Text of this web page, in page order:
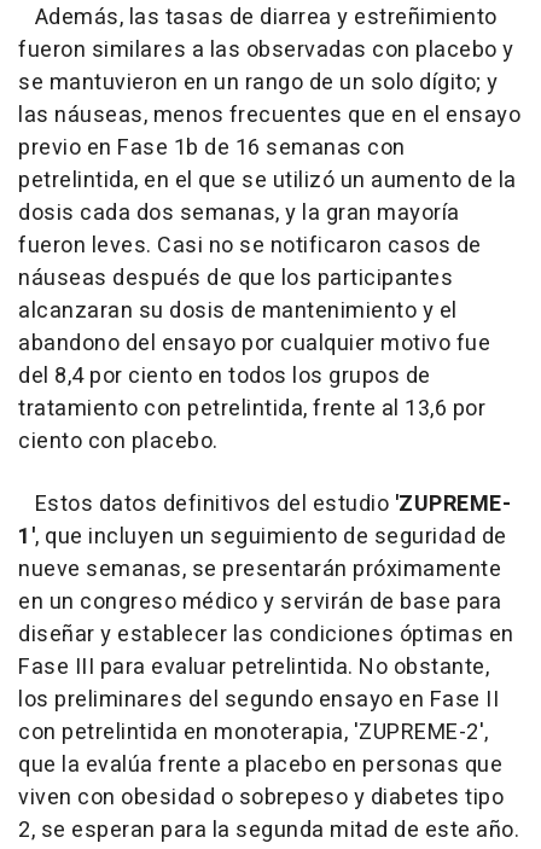
Además, las tasas de diarrea y estreñimiento
fueron similares a las observadas con placebo y
se mantuvieron en un rango de un solo dígito; y
las náuseas, menos frecuentes que en el ensayo
previo en Fase 1b de 16 semanas con
petrelintida, en el que se utilizó un aumento de la
dosis cada dos semanas, y la gran mayoría
fueron leves. Casi no se notificaron casos de
náuseas después de que los participantes
alcanzaran su dosis de mantenimiento y el
abandono del ensayo por cualquier motivo fue
del 8,4 por ciento en todos los grupos de
tratamiento con petrelintida, frente al 13,6 por
ciento con placebo.
Estos datos definitivos del estudio 'ZUPREME-
1', que incluyen un seguimiento de seguridad de
nueve semanas, se presentarán próximamente
en un congreso médico y servirán de base para
diseñar y establecer las condiciones óptimas en
Fase III para evaluar petrelintida. No obstante,
los preliminares del segundo ensayo en Fase II
con petrelintida en monoterapia, 'ZUPREME-2',
que la evalúa frente a placebo en personas que
viven con obesidad o sobrepeso y diabetes tipo
2, se esperan para la segunda mitad de este año.